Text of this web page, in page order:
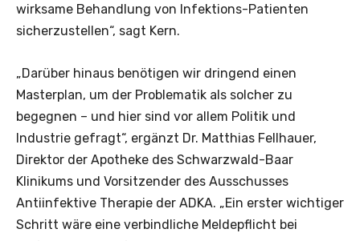
wirksame Behandlung von Infektions-Patienten
sicherzustellen“, sagt Kern.
„Darüber hinaus benötigen wir dringend einen
Masterplan, um der Problematik als solcher zu
begegnen – und hier sind vor allem Politik und
Industrie gefragt“, ergänzt Dr. Matthias Fellhauer,
Direktor der Apotheke des Schwarzwald-Baar
Klinikums und Vorsitzender des Ausschusses
Antiinfektive Therapie der ADKA. „Ein erster wichtiger
Schritt wäre eine verbindliche Meldepflicht bei